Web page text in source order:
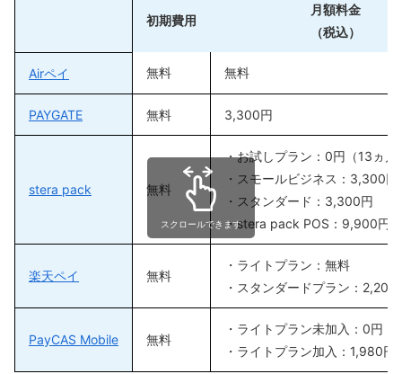
初期費用
月額料金
（税込）
Airペイ 無料 無料
PAYGATE 無料 3,300円
stera pack 無料
・お試しプラン：0円（13ヵ月
・スモールビジネス：3,300円
・スタンダード：3,300円
・stera pack POS：9,900円
楽天ペイ 無料
・ライトプラン：無料
・スタンダードプラン：2,200
PayCAS Mobile 無料
・ライトプラン未加入：0円
・ライトプラン加入：1,980円
スクロールできます